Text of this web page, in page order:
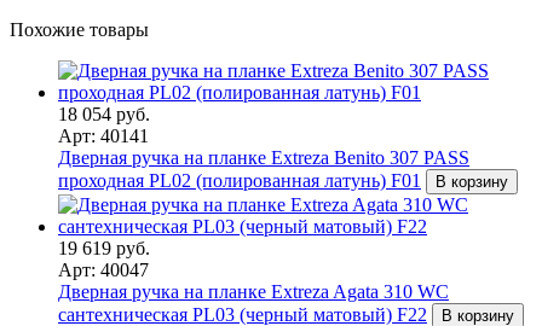
Похожие товары
18 054 руб.
Арт: 40141
Дверная ручка на планке Extreza Benito 307 PASS
проходная PL02 (полированная латунь) F01
В корзину
19 619 руб.
Арт: 40047
Дверная ручка на планке Extreza Agata 310 WC
сантехническая PL03 (черный матовый) F22
В корзину